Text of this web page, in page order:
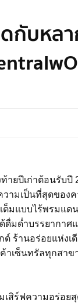
กับหล
ายปีเก่าต้อนรับปี
วามเป็นที่สุดของ
ต็มแบบไร้พรมแ
ดื่มด่ำบรรยากา
ร้านอร่อยแห่งเ
าเซ็นทรัลทุกสา
สิร์ฟความอร่อย